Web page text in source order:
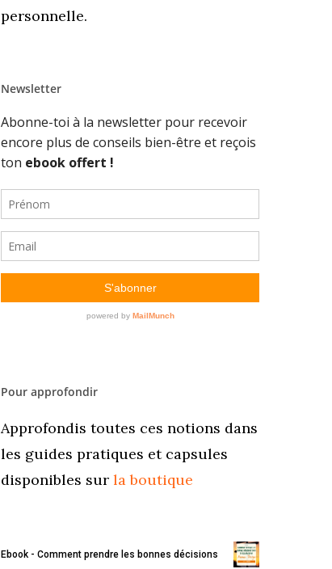
personnelle.
Newsletter
Pour approfondir
Approfondis toutes ces notions dans
les guides pratiques et capsules
disponibles surla boutique
Ebook - Comment prendre les bonnes décisions